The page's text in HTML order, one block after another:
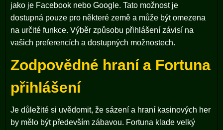
jako je Facebook nebo Google. Tato možnost je
dostupná pouze pro některé země a může být omezena
na určité funkce. Výběr způsobu přihlášení závisí na
vašich preferencích a dostupných možnostech.
Zodpovědné hraní a Fortuna
přihlášení
Je důležité si uvědomit, že sázení a hraní kasinových her
by mělo být především zábavou. Fortuna klade velký